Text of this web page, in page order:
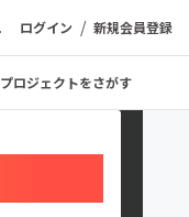
ログイン / 新規会員登録
プロジェクトをさがす